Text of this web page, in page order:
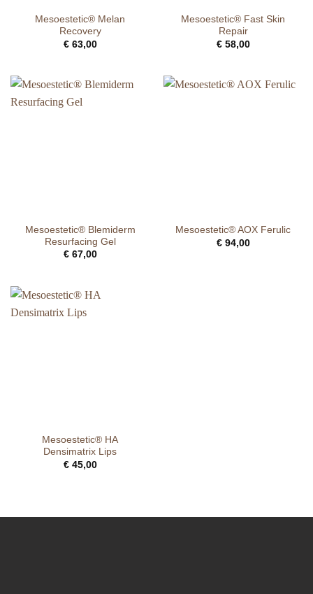
Mesoestetic® Melan
Recovery
€63,00
Mesoestetic® Fast Skin
Repair
€58,00
Mesoestetic® Blemiderm
Resurfacing Gel
€67,00
Mesoestetic® AOX Ferulic
€94,00
Mesoestetic® HA
Densimatrix Lips
€45,00